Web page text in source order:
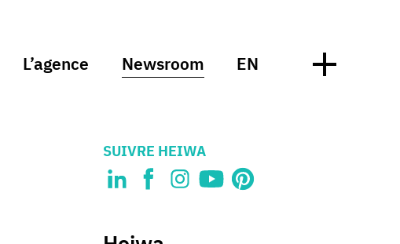
L’agence Newsroom EN
SUIVRE HEIWA